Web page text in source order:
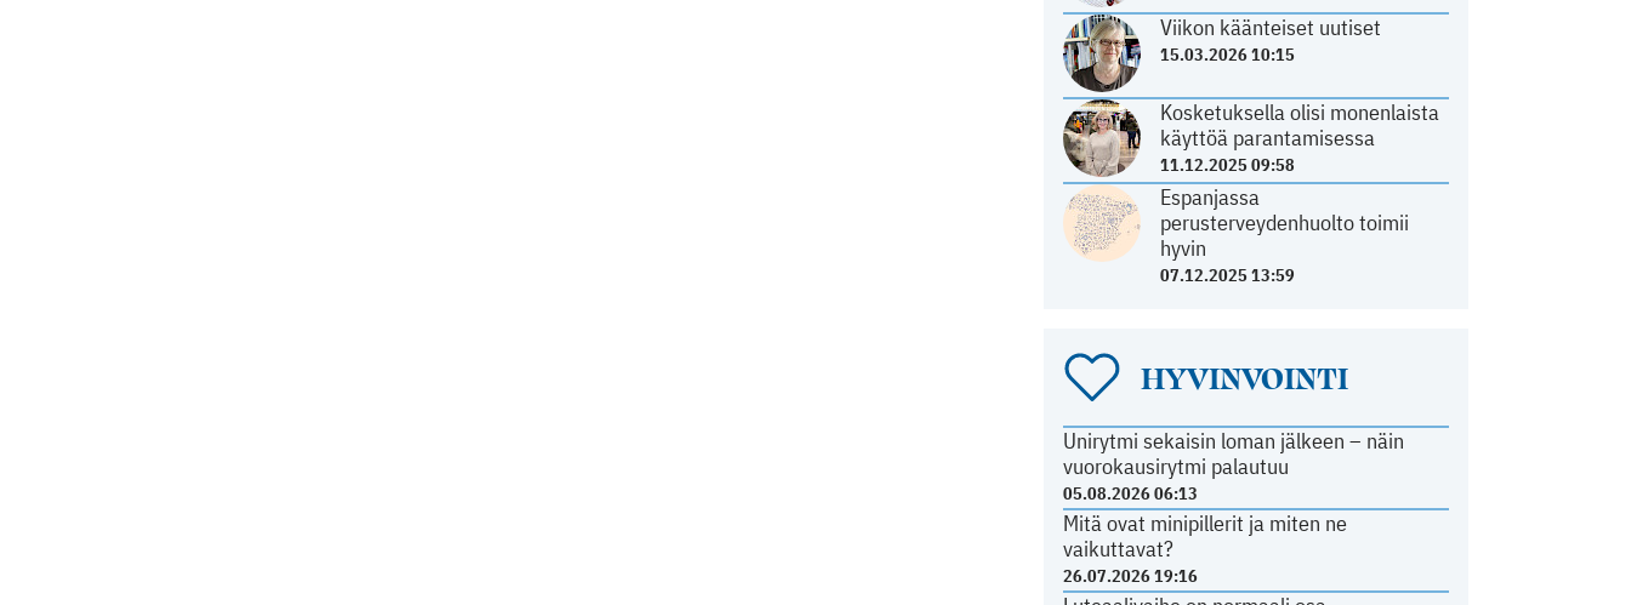
Viikon käänteiset uutiset
15.03.2026 10:15
Kosketuksella olisi monenlaista
käyttöä parantamisessa
11.12.2025 09:58
Espanjassa
perusterveydenhuolto toimii
hyvin
07.12.2025 13:59
HYVINVOINTI
Unirytmi sekaisin loman jälkeen – näin
vuorokausirytmi palautuu
05.08.2026 06:13
Mitä ovat minipillerit ja miten ne
vaikuttavat?
26.07.2026 19:16